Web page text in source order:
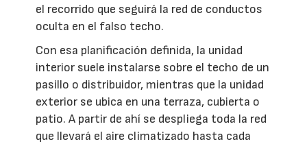
el recorrido que seguirá la red de conductos
oculta en el falso techo.
Con esa planificación definida, la unidad
interior suele instalarse sobre el techo de un
pasillo o distribuidor, mientras que la unidad
exterior se ubica en una terraza, cubierta o
patio. A partir de ahí se despliega toda la red
que llevará el aire climatizado hasta cada